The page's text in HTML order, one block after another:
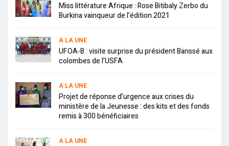
Miss littérature Afrique : Rose Bitibaly Zerbo du
Burkina vainqueur de l’édition 2021
A LA UNE
UFOA-B : visite surprise du président Banssé aux
colombes de l’USFA
A LA UNE
Projet de réponse d’urgence aux crises du
ministère de la Jeunesse : des kits et des fonds
remis à 300 bénéficiaires
A LA UNE